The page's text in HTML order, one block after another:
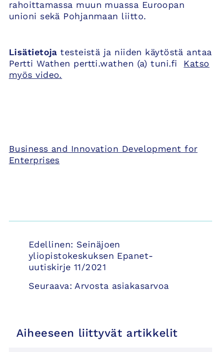
rahoittamassa muun muassa Euroopan
unioni sekä Pohjanmaan liitto.
Lisätietoja testeistä ja niiden käytöstä antaa
Pertti Wathen pertti.wathen (a) tuni.fi Katso
myös video.
Business and Innovation Development for
Enterprises
Artikkelien
selaus
Edellinen: Seinäjoen
yliopistokeskuksen Epanet-
uutiskirje 11/2021
Seuraava: Arvosta asiakasarvoa
Aiheeseen liittyvät artikkelit